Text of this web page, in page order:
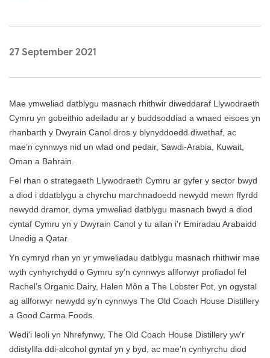
27 September 2021
Mae ymweliad datblygu masnach rhithwir diweddaraf Llywodraeth
Cymru yn gobeithio adeiladu ar y buddsoddiad a wnaed eisoes yn
rhanbarth y Dwyrain Canol dros y blynyddoedd diwethaf, ac
mae’n cynnwys nid un wlad ond pedair, Sawdi-Arabia, Kuwait,
Oman a Bahrain.
Fel rhan o strategaeth Llywodraeth Cymru ar gyfer y sector bwyd
a diod i ddatblygu a chyrchu marchnadoedd newydd mewn ffyrdd
newydd dramor, dyma ymweliad datblygu masnach bwyd a diod
cyntaf Cymru yn y Dwyrain Canol y tu allan i'r Emiradau Arabaidd
Unedig a Qatar.
Yn cymryd rhan yn yr ymweliadau datblygu masnach rhithwir mae
wyth cynhyrchydd o Gymru sy'n cynnwys allforwyr profiadol fel
Rachel’s Organic Dairy, Halen Môn a The Lobster Pot, yn ogystal
ag allforwyr newydd sy’n cynnwys The Old Coach House Distillery
a Good Carma Foods.
Wedi'i leoli yn Nhrefynwy, The Old Coach House Distillery yw'r
ddistyllfa ddi-alcohol gyntaf yn y byd, ac mae’n cynhyrchu diod